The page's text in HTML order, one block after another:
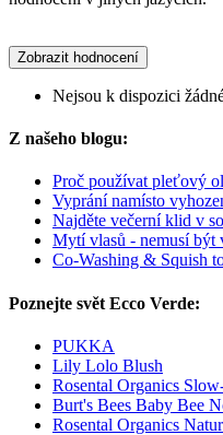
Zobrazit hodnocení
Nejsou k dispozici
Z našeho blogu:
Proč používat pleťový
Vyprání namísto
Najděte večerní klid v
Mytí vlasů - nemusí být
Co-Washing & Squish
Poznejte svět Ecco Verde:
PUKKA
Lily Lolo Blush
Rosental Organics
Burt's Bees Baby Bee
Rosental Organics